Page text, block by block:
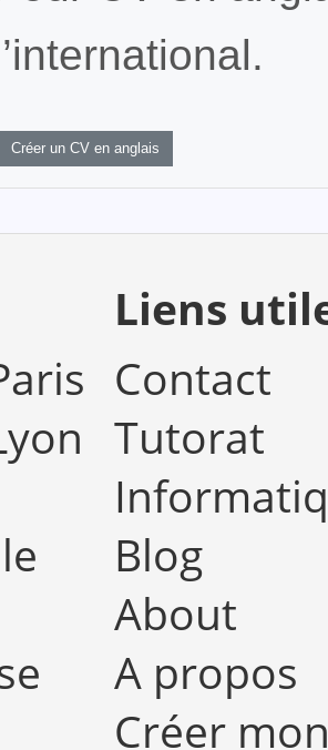
Créer un CV en anglais
Liens
Contact
Tutorat
Blog
About
A propos
Créer